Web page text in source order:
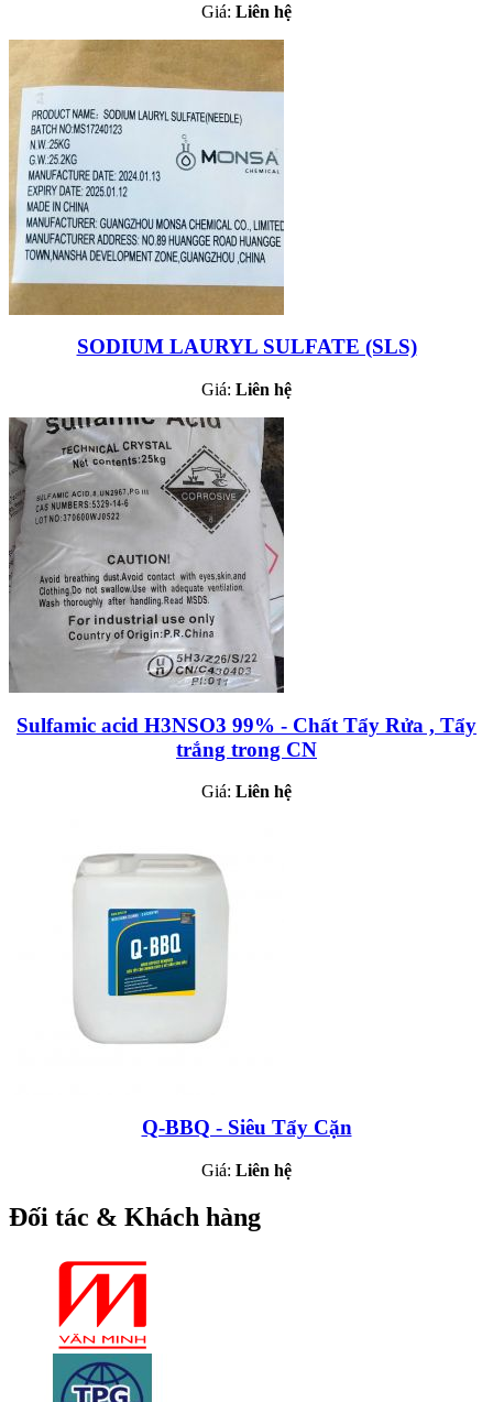
Giá: Liên hệ
SODIUM LAURYL SULFATE (SLS)
Giá: Liên hệ
Sulfamic acid H3NSO3 99% - Chất Tẩy Rửa , Tẩy
trắng trong CN
Giá: Liên hệ
Q-BBQ - Siêu Tẩy Cặn
Giá: Liên hệ
Đối tác & Khách hàng